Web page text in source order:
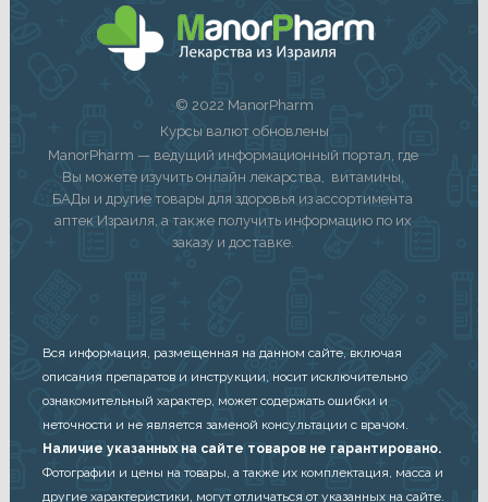
© 2022 ManorPharm
Курсы валют обновлены
ManorPharm — ведущий информационный портал, где
Вы можете изучить онлайн лекарства, витамины,
БАДы и другие товары для здоровья из ассортимента
аптек Израиля, а также получить информацию по их
заказу и доставке.
Вся информация, размещенная на данном сайте, включая
описания препаратов и инструкции, носит исключительно
ознакомительный характер, может содержать ошибки и
неточности и не является заменой консультации с врачом.
Наличие указанных на сайте товаров не гарантировано.
Фотографии и цены на товары, а также их комплектация, масса и
другие характеристики, могут отличаться от указанных на сайте.